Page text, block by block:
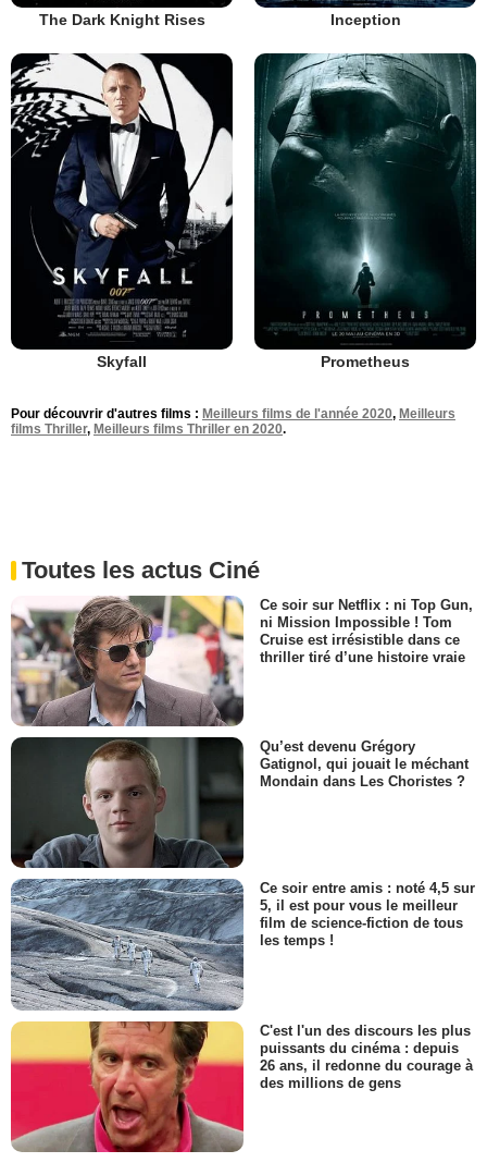
The Dark Knight Rises Inception
Skyfall Prometheus
Pour découvrir d'autres films : Meilleurs films de l'année 2020, Meilleurs
films Thriller, Meilleurs films Thriller en 2020.
Toutes les actus Ciné
Ce soir sur Netflix : ni Top Gun,
ni Mission Impossible ! Tom
Cruise est irrésistible dans ce
thriller tiré d’une histoire vraie
Qu’est devenu Grégory
Gatignol, qui jouait le méchant
Mondain dans Les Choristes ?
Ce soir entre amis : noté 4,5 sur
5, il est pour vous le meilleur
film de science-fiction de tous
les temps !
C'est l'un des discours les plus
puissants du cinéma : depuis
26 ans, il redonne du courage à
des millions de gens